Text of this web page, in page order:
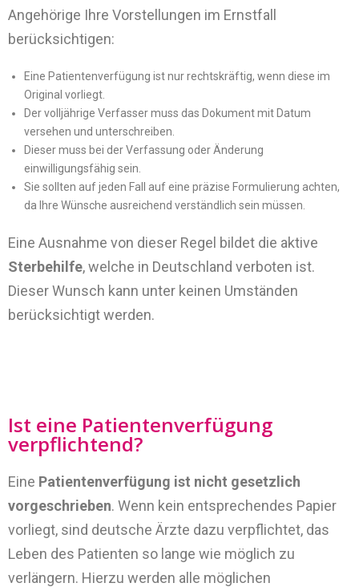
Angehörige Ihre Vorstellungen im Ernstfall
berücksichtigen:
Eine Patientenverfügung ist nur rechtskräftig, wenn diese im
Original vorliegt.
Der volljährige Verfasser muss das Dokument mit Datum
versehen und unterschreiben.
Dieser muss bei der Verfassung oder Änderung
einwilligungsfähig sein.
Sie sollten auf jeden Fall auf eine präzise Formulierung achten,
da Ihre Wünsche ausreichend verständlich sein müssen.
Eine Ausnahme von dieser Regel bildet die aktive
Sterbehilfe, welche in Deutschland verboten ist.
Dieser Wunsch kann unter keinen Umständen
berücksichtigt werden.
Ist eine Patientenverfügung
verpflichtend?
Eine Patientenverfügung ist nicht gesetzlich
vorgeschrieben. Wenn kein entsprechendes Papier
vorliegt, sind deutsche Ärzte dazu verpflichtet, das
Leben des Patienten so lange wie möglich zu
verlängern. Hierzu werden alle möglichen